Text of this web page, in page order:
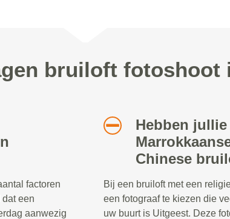
bruiloft fotoshoot
factoren
een
aanwezig
Hebben
Chinese
Bij een bruiloft met een
een fotograaf te kiezen die
uw buurt is Uitgeest. Deze